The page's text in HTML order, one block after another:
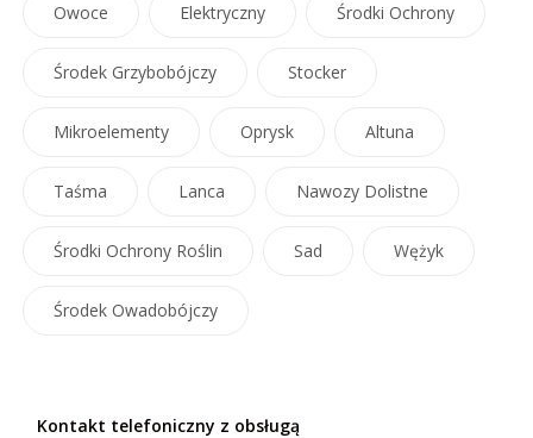
Owoce Elektryczny Środki Ochrony
Środek Grzybobójczy Stocker
Mikroelementy Oprysk Altuna
Taśma Lanca Nawozy Dolistne
Środki Ochrony Roślin Sad Wężyk
Środek Owadobójczy
Kontakt telefoniczny z obsługą